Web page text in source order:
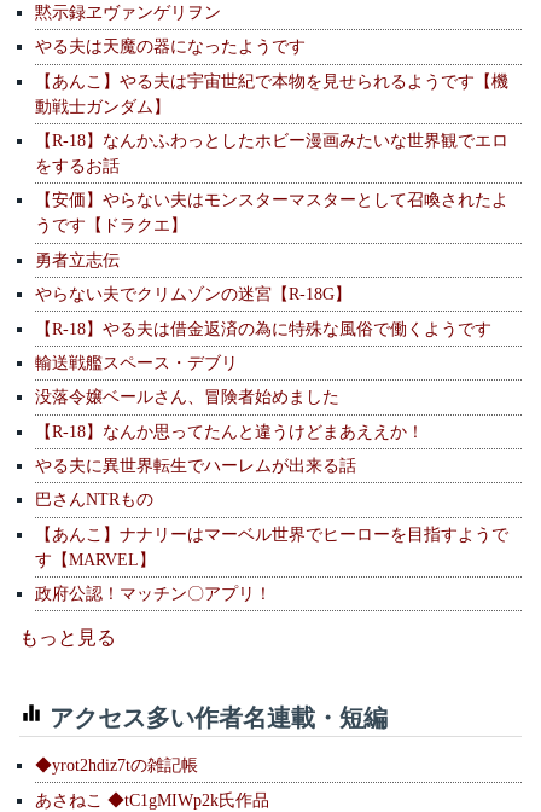
黙示録ヱヴァンゲリヲン
やる夫は天魔の器になったようです
【あんこ】やる夫は宇宙世紀で本物を見せられるようです【機
動戦士ガンダム】
【R-18】なんかふわっとしたホビー漫画みたいな世界観でエロ
をするお話
【安価】やらない夫はモンスターマスターとして召喚されたよ
うです【ドラクエ】
勇者立志伝
やらない夫でクリムゾンの迷宮【R-18G】
【R-18】やる夫は借金返済の為に特殊な風俗で働くようです
輸送戦艦スペース・デブリ
没落令嬢ベールさん、冒険者始めました
【R-18】なんか思ってたんと違うけどまあええか！
やる夫に異世界転生でハーレムが出来る話
巴さんNTRもの
【あんこ】ナナリーはマーベル世界でヒーローを目指すようで
す【MARVEL】
政府公認！マッチン〇アプリ！
もっと見る
アクセス多い作者名連載・短編
◆yrot2hdiz7tの雑記帳
あさねこ ◆tC1gMIWp2k氏作品